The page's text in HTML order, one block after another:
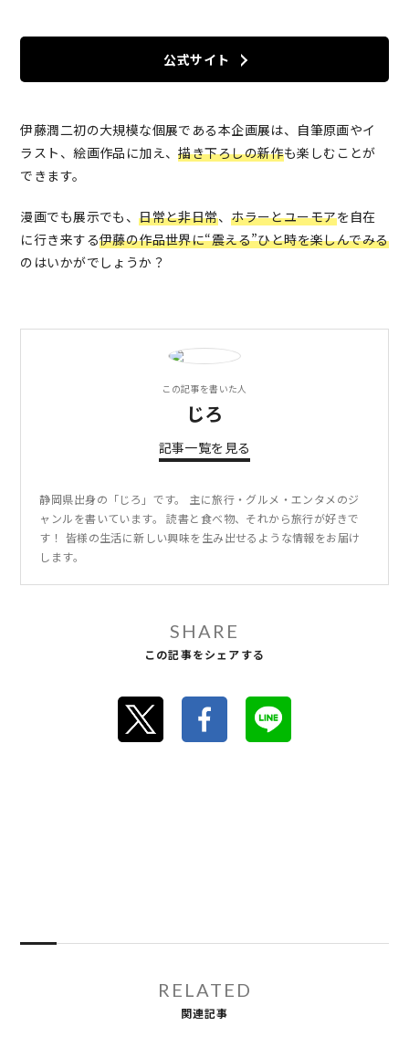
公式サイト
伊藤潤二初の大規模な個展である本企画展は、自筆原画やイ
ラスト、絵画作品に加え、描き下ろしの新作も楽しむことが
できます。
漫画でも展示でも、日常と非日常、ホラーとユーモアを自在
に行き来する伊藤の作品世界に“震える”ひと時を楽しんでみる
のはいかがでしょうか？
この記事を書いた人
じろ
記事一覧を見る
静岡県出身の「じろ」です。 主に旅行・グルメ・エンタメのジ
ャンルを書いています。 読書と食べ物、それから旅行が好きで
す！ 皆様の生活に新しい興味を生み出せるような情報をお届け
します。
SHARE
この記事をシェアする
RELATED
関連記事